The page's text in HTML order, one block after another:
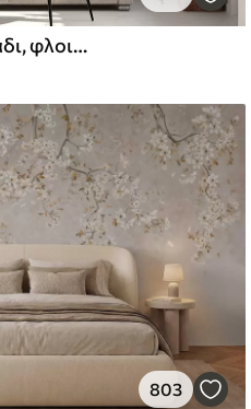
ξύλο, υφή, ρωγμές, σκοτάδι, φλοιός, επιφάνεια
803